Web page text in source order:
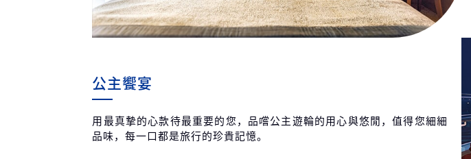
公主饗宴
用最真摯的心款待最重要的您，品嚐公主遊輪的用心與悠閒，值得您細細
品味，每一口都是旅行的珍貴記憶。